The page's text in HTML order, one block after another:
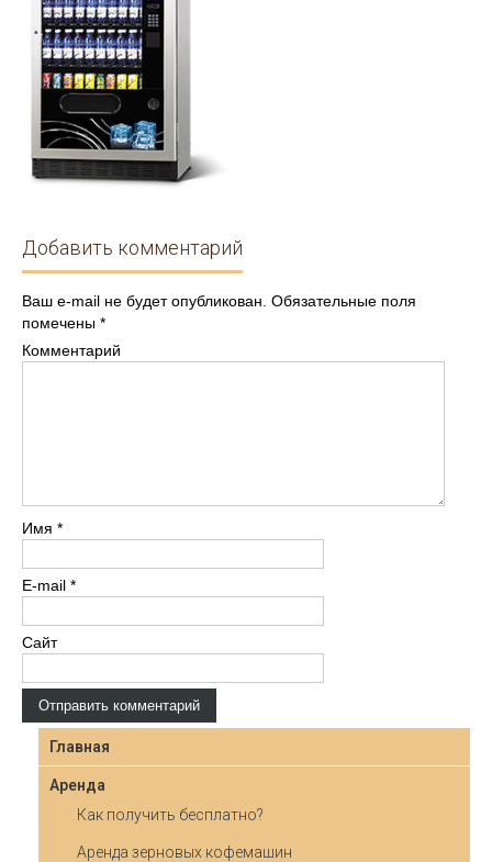
Добавить комментарий
Ваш e-mail не будет опубликован. Обязательные поля
помечены *
Комментарий
Имя *
E-mail *
Сайт
Главная
Аренда
Как получить бесплатно?
Аренда зерновых кофемашин